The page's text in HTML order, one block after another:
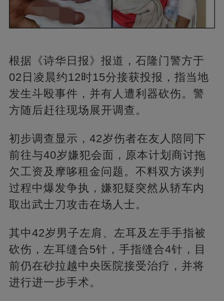
根据《诗华日报》报道，石隆门警方于
02日凌晨约12时15分接获投报，指当地
发生斗殴事件，并有人遭利器砍伤。警
方随后赶往现场展开调查。
初步调查显示，42岁伤者在友人陪同下
前往与40岁嫌犯会面，原本计划商讨拖
欠工资及摩哆租金问题。不料双方谈判
过程中爆发争执，嫌犯疑突然从轿车内
取出武士刀攻击在场人士。
其中42岁男子左肩、左耳及左手手指被
砍伤，左耳缝合5针，手指缝合4针，目
前仍在砂拉越中央医院接受治疗，并将
进行进一步手术。